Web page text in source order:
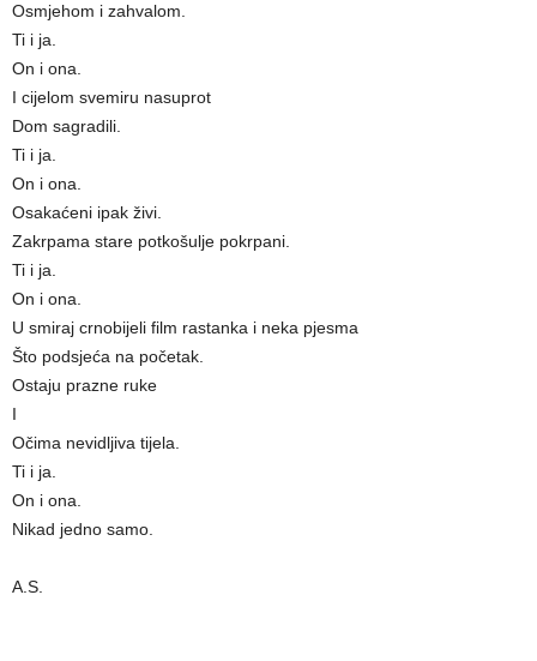
Osmjehom i zahvalom.
Ti i ja.
On i ona.
I cijelom svemiru nasuprot
Dom sagradili.
Ti i ja.
On i ona.
Osakaćeni ipak živi.
Zakrpama stare potkošulje pokrpani.
Ti i ja.
On i ona.
U smiraj crnobijeli film rastanka i neka pjesma
Što podsjeća na početak.
Ostaju prazne ruke
I
Očima nevidljiva tijela.
Ti i ja.
On i ona.
Nikad jedno samo.
A.S.